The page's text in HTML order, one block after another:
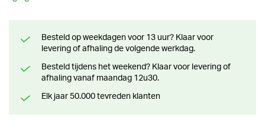
Besteld op weekdagen voor 13 uur? Klaar voor
levering of afhaling de volgende werkdag.
Besteld tijdens het weekend? Klaar voor levering of
afhaling vanaf maandag 12u30.
Elk jaar 50.000 tevreden klanten